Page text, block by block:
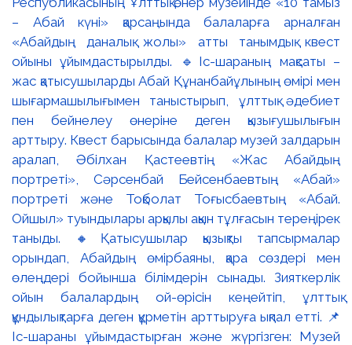
– Абай күні» қарсаңында балаларға арналған
«Абайдың даналық жолы» атты танымдық квест
ойыны ұйымдастырылды. 🔹Іс-шараның мақсаты –
жас қатысушыларды Абай Құнанбайұлының өмірі мен
шығармашылығымен таныстырып, ұлттық әдебиет
пен бейнелеу өнеріне деген қызығушылығын
арттыру. Квест барысында балалар музей залдарын
аралап, Әбілхан Қастеевтің «Жас Абайдың
портреті», Сәрсенбай Бейсенбаевтың «Абай»
портреті және Тоқболат Тоғысбаевтың «Абай.
Ойшыл» туындылары арқылы ақын тұлғасын тереңірек
таныды. 🔸Қатысушылар қызықты тапсырмалар
орындап, Абайдың өмірбаяны, қара сөздері мен
өлеңдері бойынша білімдерін сынады. Зияткерлік
ойын балалардың ой-өрісін кеңейтіп, ұлттық
құндылықтарға деген құрметін арттыруға ықпал етті. 📌
Іс-шараны ұйымдастырған және жүргізген: Музей